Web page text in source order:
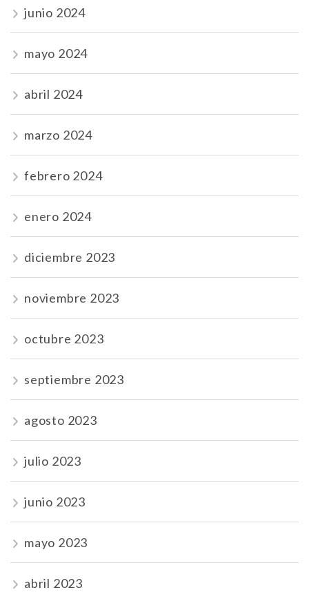
junio 2024
mayo 2024
abril 2024
marzo 2024
febrero 2024
enero 2024
diciembre 2023
noviembre 2023
octubre 2023
septiembre 2023
agosto 2023
julio 2023
junio 2023
mayo 2023
abril 2023